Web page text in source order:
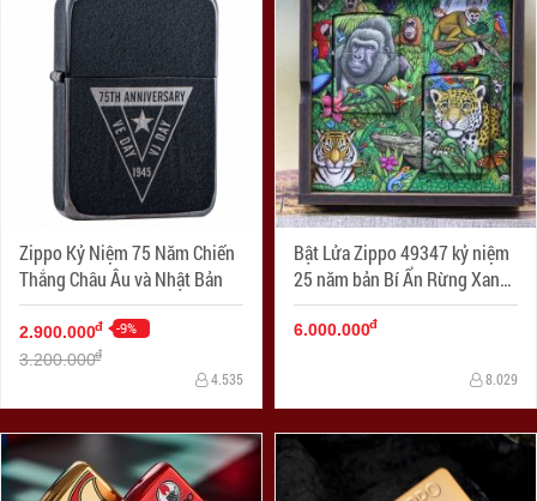
Zippo Kỷ Niệm 75 Năm Chiến
Thắng Châu Âu và Nhật Bản
2.900.000đ -9%
3.200.000đ
4.535
Bật Lửa Zippo 49347 kỷ niệm
25 năm bản Bí Ẩn Rừng Xanh
1995 ra đời
6.000.000đ
8.029